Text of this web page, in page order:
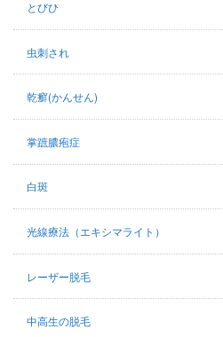
とびひ
虫刺され
乾癬(かんせん)
掌蹠膿疱症
白斑
光線療法（エキシマライト）
レーザー脱毛
中高生の脱毛